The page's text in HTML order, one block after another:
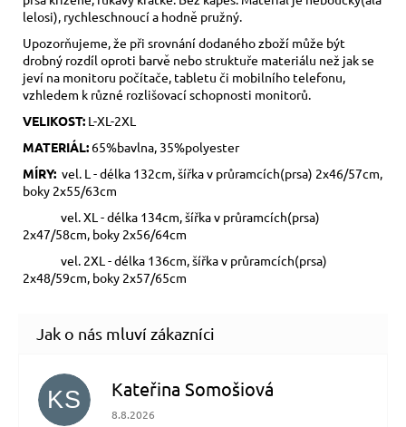
lelosi), rychleschnoucí a hodně pružný.
Upozorňujeme, že při srovnání dodaného zboží může být
drobný rozdíl oproti barvě nebo struktuře materiálu než jak se
jeví na monitoru počítače, tabletu či mobilního telefonu,
vzhledem k různé rozlišovací schopnosti monitorů.
VELIKOST: L-XL-2XL
MATERIÁL: 65%bavlna, 35%polyester
MÍRY: vel. L - délka 132cm, šířka v průramcích(prsa) 2x46/57cm,
boky 2x55/63cm
vel. XL - délka 134cm, šířka v průramcích(prsa)
2x47/58cm, boky 2x56/64cm
vel. 2XL - délka 136cm, šířka v průramcích(prsa)
2x48/59cm, boky 2x57/65cm
KS Kateřina Somošiová
Hodnocení obchodu je 5 z 5 hvězdiček.
8.8.2026